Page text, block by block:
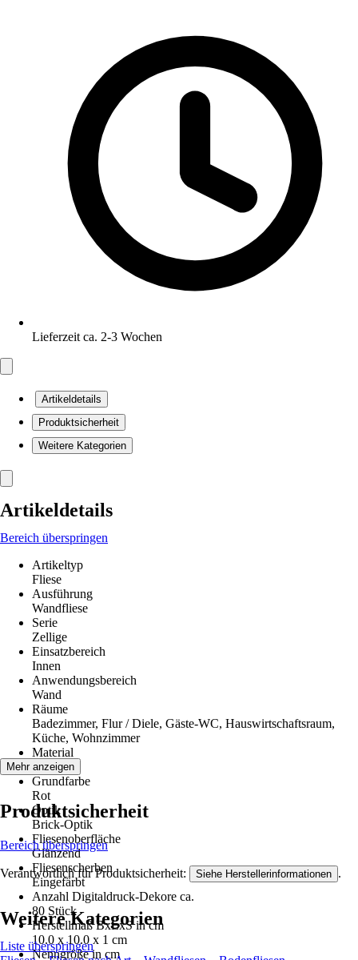
Lieferzeit ca. 2-3 Wochen
Artikeldetails
Produktsicherheit
Weitere Kategorien
Artikeldetails
Bereich überspringen
Artikeltyp
Fliese
Ausführung
Wandfliese
Serie
Zellige
Einsatzbereich
Innen
Anwendungsbereich
Wand
Räume
Badezimmer, Flur / Diele, Gäste-WC, Hauswirtschaftsraum,
Küche, Wohnzimmer
Material
Steingut
Grundfarbe
Rot
Optik
Brick-Optik
Fliesenoberfläche
Glänzend
Fliesenscherben
Eingefärbt
Anzahl Digitaldruck-Dekore ca.
80 Stück
Herstellmaß BxLxS in cm
10.0 x 10.0 x 1 cm
Nenngröße in cm
Mehr anzeigen
Produktsicherheit
Bereich überspringen
Verantwortlich für Produktsicherheit: Siehe Herstellerinformationen .
Weitere Kategorien
Liste überspringen